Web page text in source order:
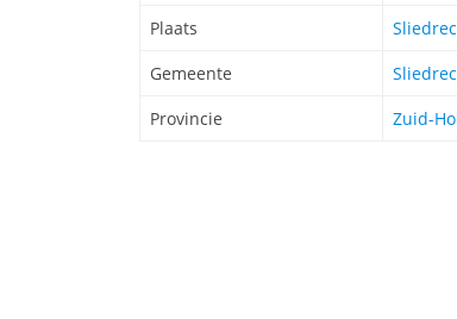
Plaats
Gemeente
Provincie
Zuid-